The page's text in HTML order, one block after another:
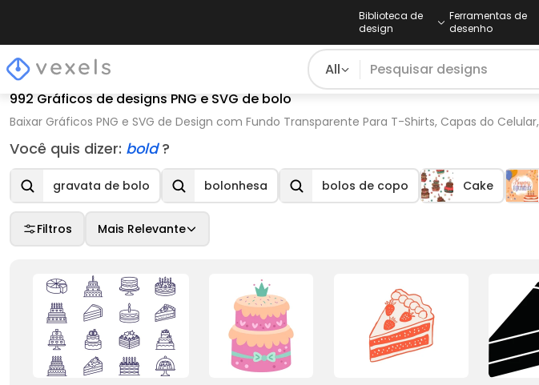
Biblioteca de
design
Ferramentas de
desenho
All
992 Gráficos de designs PNG e SVG de bolo
Baixar Gráficos PNG e SVG de Design com Fundo Transparente Para T-Shirts, Capas do
Você quis dizer: bold?
gravata de bolo bolonhesa bolos de copo Cake
Filtros Mais Relevante